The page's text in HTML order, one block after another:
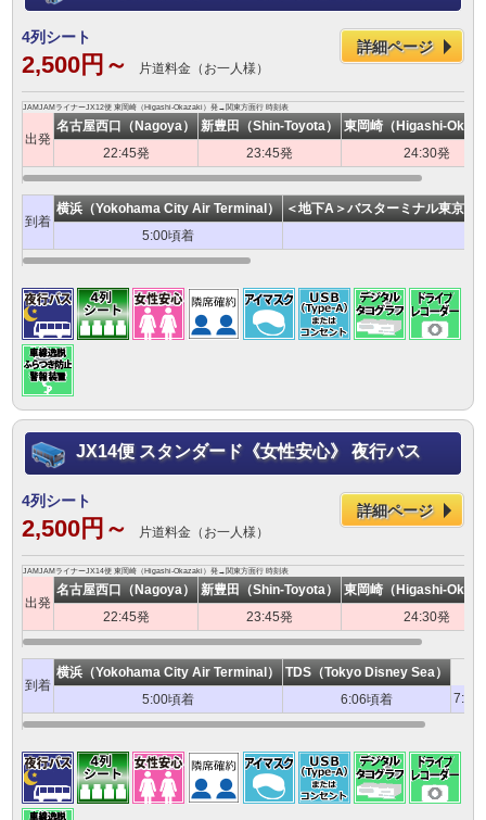
4列シート
2,500円～ 片道料金（お一人様）
詳細ページ
JAMJAMライナーJX12便 東岡崎（Higashi-Okazaki）発→関東方面行 時刻表
出発
名古屋西口（Nagoya） 新豊田（Shin-Toyota）
東岡崎（Higashi-
22:45発
23:45発 24:30発
到着
横浜（Yokohama City Air Terminal）
＜地下A＞バスターミナル東京
5:00頃着
JX14便 スタンダード《女性安心》 夜行バス
4列シート
2,500円～ 片道料金（お一人様）
詳細ページ
JAMJAMライナーJX14便 東岡崎（Higashi-Okazaki）発→関東方面行 時刻表
出発
名古屋西口（Nagoya） 新豊田（Shin-Toyota）
東岡崎（Higashi-
22:45発
23:45発 24:30発
到着
横浜（Yokohama City Air Terminal）
TDS（Tokyo Disney Sea）
5:00頃着
6:06頃着 7:00